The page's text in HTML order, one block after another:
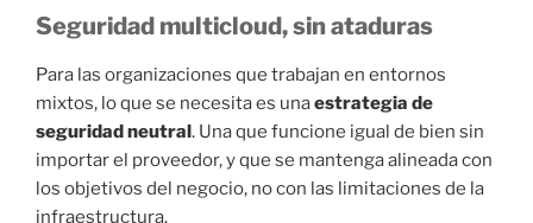
Seguridad multicloud, sin ataduras
Para las organizaciones que trabajan en entornos
mixtos, lo que se necesita es unaestrategia de
seguridad neutral. Una que funcione igual de bien sin
importar el proveedor, y que se mantenga alineada con
los objetivos del negocio, no con las limitaciones de la
infraestructura.